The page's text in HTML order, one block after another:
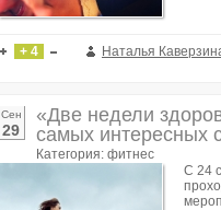
+ 4 Наталья
Сен
29
«Две недели
самых интересных
Категория: фитнес
С 24